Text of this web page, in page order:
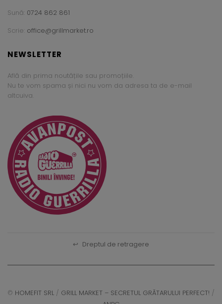
Sună: 0724 862 861
Scrie: office@grillmarket.ro
NEWSLETTER
Află din prima noutățile sau promoțiile.
Nu te vom spama și nici nu vom da adresa ta de e-mail
altcuiva.
↩ Dreptul de retragere
© HOMEFIT SRL / GRILL MARKET – SECRETUL GRĂTARULUI PERFECT! /